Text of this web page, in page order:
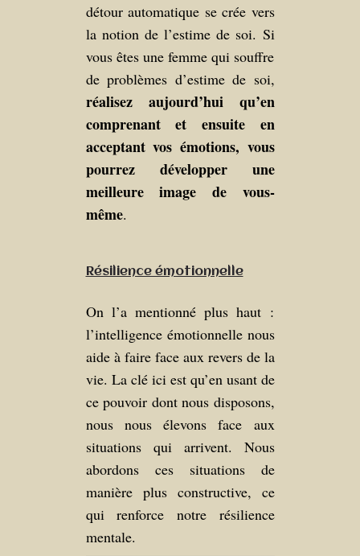
détour automatique se crée vers
la notion de l’estime de soi. Si
vous êtes une femme qui souffre
de problèmes d’estime de soi,
réalisez aujourd’hui qu’en
comprenant et ensuite en
acceptant vos émotions, vous
pourrez développer une
meilleure image de vous-
même.
Résilience émotionnelle
On l’a mentionné plus haut :
l’intelligence émotionnelle nous
aide à faire face aux revers de la
vie. La clé ici est qu’en usant de
ce pouvoir dont nous disposons,
nous nous élevons face aux
situations qui arrivent. Nous
abordons ces situations de
manière plus constructive, ce
qui renforce notre résilience
mentale.